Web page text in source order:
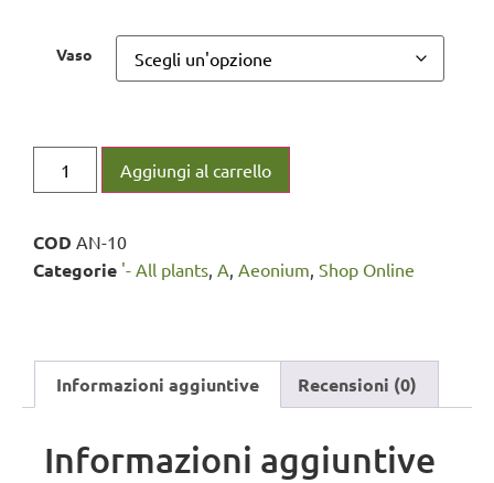
Vaso
Aggiungi al carrello
COD AN-10
Categorie '- All plants A Aeonium Shop Online
Informazioni aggiuntive Recensioni (0)
Informazioni aggiuntive